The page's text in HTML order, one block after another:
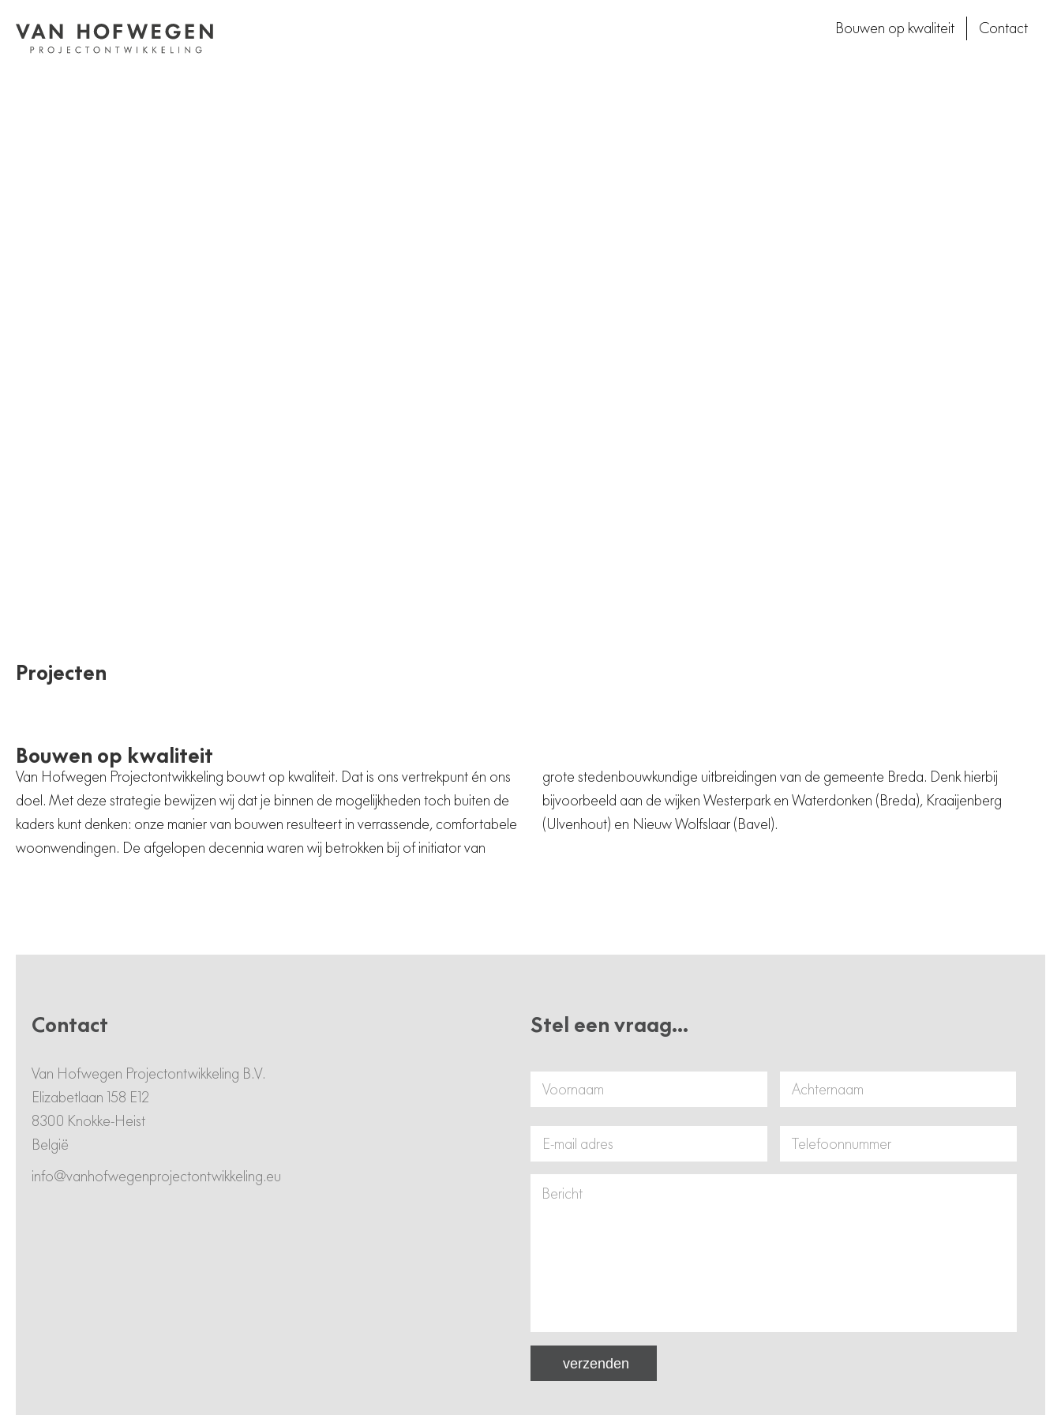
Bouwen op kwaliteit Contact
Projecten
Bouwen op kwaliteit
Van Hofwegen Projectontwikkeling bouwt op kwaliteit. Dat is ons vertrekpunt én ons
doel. Met deze strategie bewijzen wij dat je binnen de mogelijkheden toch buiten de
kaders kunt denken: onze manier van bouwen resulteert in verrassende, comfortabele
woonwendingen. De afgelopen decennia waren wij betrokken bij of initiator van
grote stedenbouwkundige uitbreidingen van de gemeente Breda. Denk hierbij
bijvoorbeeld aan de wijken Westerpark en Waterdonken (Breda), Kraaijenberg
(Ulvenhout) en Nieuw Wolfslaar (Bavel).
Contact
Van Hofwegen Projectontwikkeling B.V.
Elizabetlaan 158 E12
8300 Knokke-Heist
België
info@vanhofwegenprojectontwikkeling.eu
Stel een vraag...